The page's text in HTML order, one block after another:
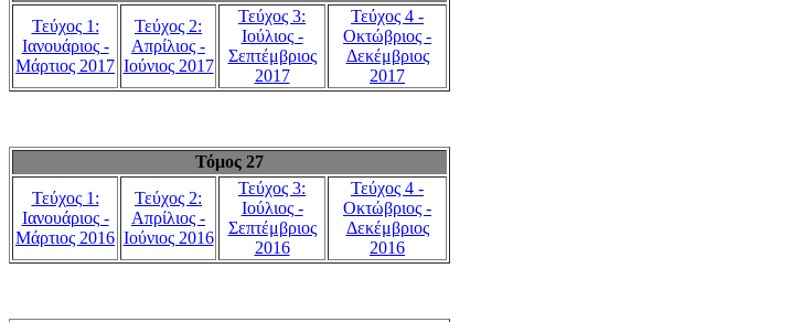
Τεύχος 1:
Ιανουάριος -
Μάρτιος 2017
Τεύχος 2:
Απρίλιος -
Ιούνιος 2017
Τεύχος 3:
Ιούλιος -
Σεπτέμβριος
2017
Τεύχος 4 -
Οκτώβριος -
Δεκέμβριος
2017
Τόμος 27
Τεύχος 1:
Ιανουάριος -
Μάρτιος 2016
Τεύχος 2:
Απρίλιος -
Ιούνιος 2016
Τεύχος 3:
Ιούλιος -
Σεπτέμβριος
2016
Τεύχος 4 -
Οκτώβριος -
Δεκέμβριος
2016